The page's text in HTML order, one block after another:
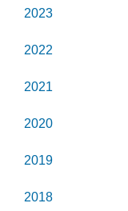
2023
2022
2021
2020
2019
2018